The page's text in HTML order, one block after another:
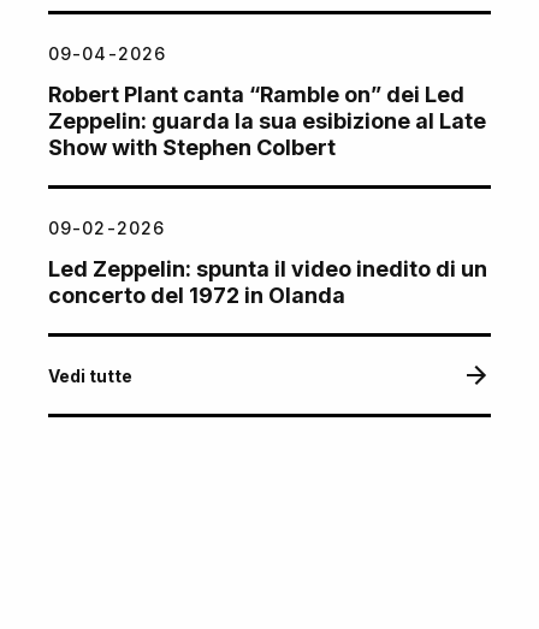
09-04-2026
Robert Plant canta “Ramble on” dei Led
Zeppelin: guarda la sua esibizione al Late
Show with Stephen Colbert
09-02-2026
Led Zeppelin: spunta il video inedito di un
concerto del 1972 in Olanda
Vedi tutte